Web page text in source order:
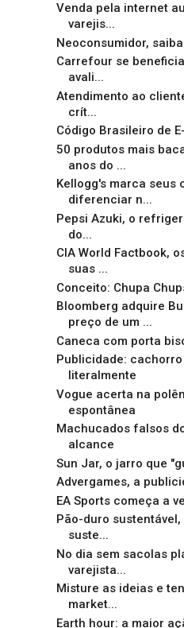
Venda pela internet
varejis...
Neoconsumidor,
Carrefour se
avali...
Atendimento ao
crít...
Código Brasileiro de
50 produtos mais
anos do ...
Kellogg's marca seus
diferenciar n...
Pepsi Azuki, o
do...
CIA World Factbook,
suas ...
Conceito: Chupa
Bloomberg adquire
preço de um ...
Caneca com porta
Publicidade:
literalmente
Vogue acerta na
espontânea
Machucados falsos
alcance
Sun Jar, o jarro que
Advergames, a
EA Sports começa a
Pão-duro
suste...
No dia sem sacolas
varejista...
Misture as ideias e
market...
Earth hour: a maior